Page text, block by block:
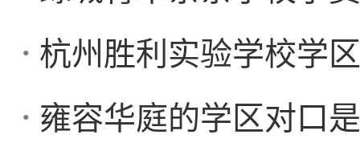
杭州胜利实验学校学
雍容华庭的学区对口